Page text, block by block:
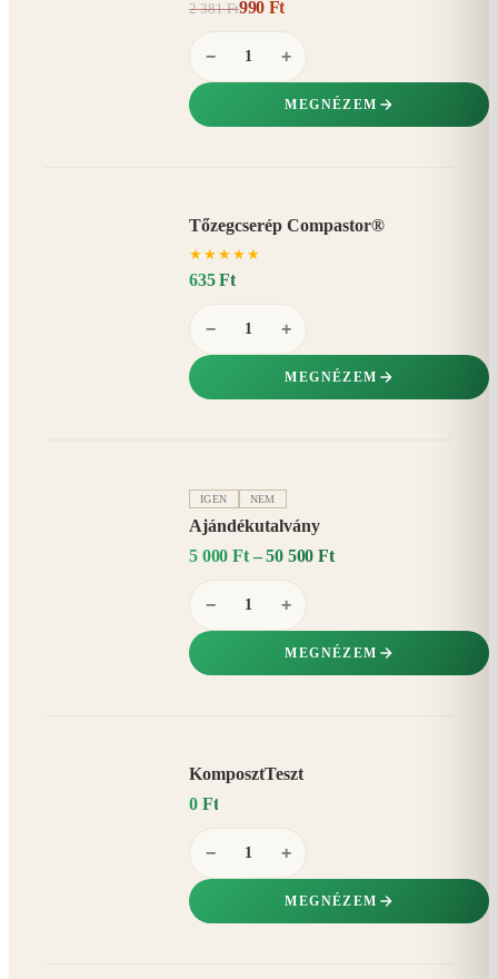
2 381 Ft990 Ft
− +
MEGNÉZEM
Tőzegcserép Compastor®
★ ★ ★ ★ ★
635 Ft
− +
MEGNÉZEM
IGEN NEM
Ajándékutalvány
5 000 Ft – 50 500 Ft
− +
MEGNÉZEM
KomposztTeszt
0 Ft
− +
MEGNÉZEM